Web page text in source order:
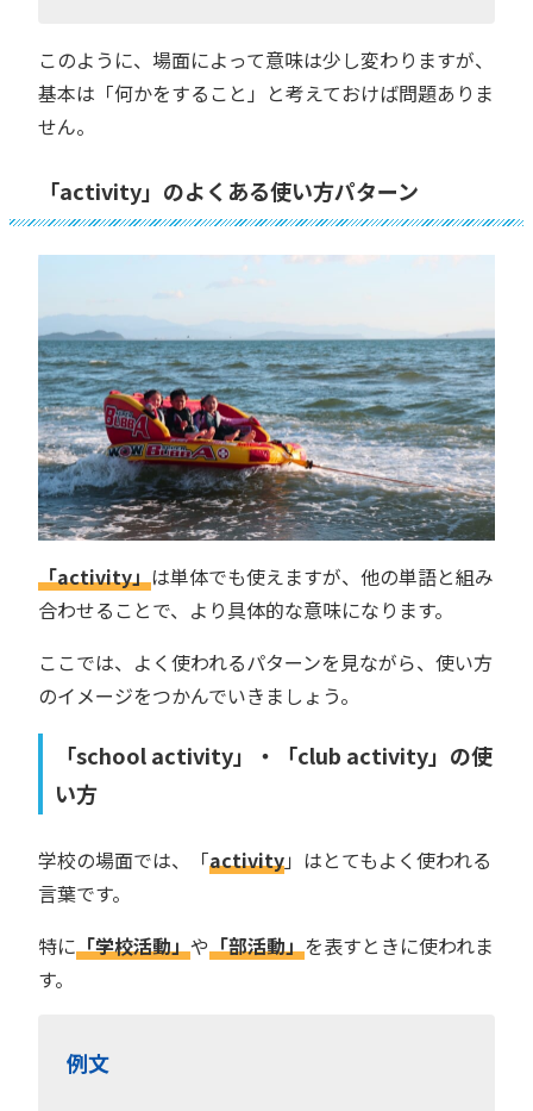
このように、場面によって意味は少し変わりますが、
基本は「何かをすること」と考えておけば問題ありま
せん。
「activity」のよくある使い方パターン
「activity」は単体でも使えますが、他の単語と組み
合わせることで、より具体的な意味になります。
ここでは、よく使われるパターンを見ながら、使い方
のイメージをつかんでいきましょう。
「school activity」・「club activity」の使
い方
学校の場面では、「activity」はとてもよく使われる
言葉です。
特に「学校活動」や「部活動」を表すときに使われま
す。
例文